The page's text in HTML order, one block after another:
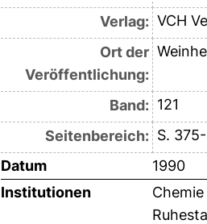
Verlag: VCH
Ort der
Veröffentlichung:
Band: 121
Seitenbereich: S.
Datum
1990
Institutionen